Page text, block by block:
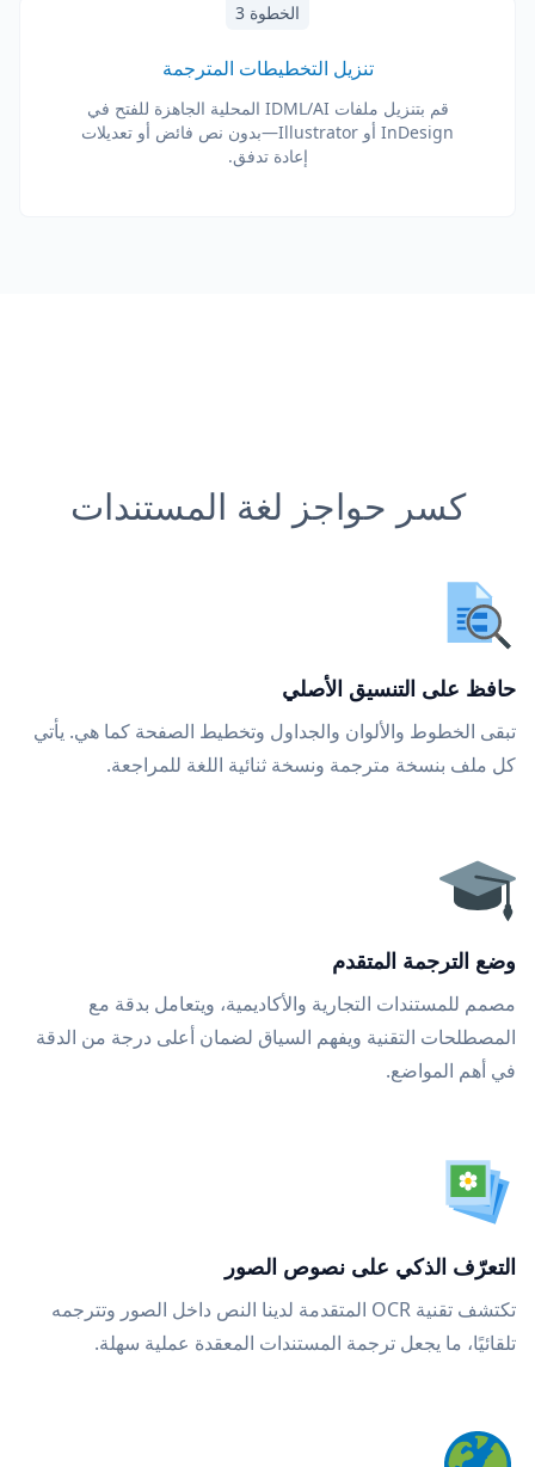
الخطوة 3
تنزيل التخطيطات المترجمة
قم بتنزيل ملفات IDML/AI المحلية الجاهزة للفتح في
InDesign أو Illustrator—بدون نص فائض أو تعديلات
إعادة تدفق.
كسر حواجز لغة المستندات
حافظ على التنسيق الأصلي
تبقى الخطوط والألوان والجداول وتخطيط الصفحة كما هي. يأتي
كل ملف بنسخة مترجمة ونسخة ثنائية اللغة للمراجعة.
وضع الترجمة المتقدم
مصمم للمستندات التجارية والأكاديمية، ويتعامل بدقة مع
المصطلحات التقنية ويفهم السياق لضمان أعلى درجة من الدقة
في أهم المواضع.
التعرّف الذكي على نصوص الصور
تكتشف تقنية OCR المتقدمة لدينا النص داخل الصور وتترجمه
تلقائيًا، ما يجعل ترجمة المستندات المعقدة عملية سهلة.